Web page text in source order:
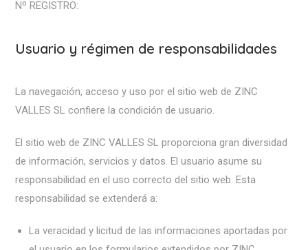
Nº REGISTRO:
Usuario y régimen de responsabilidades
La navegación, acceso y uso por el sitio web de ZINC
VALLES SL confiere la condición de usuario.
El sitio web de ZINC VALLES SL proporciona gran diversidad
de información, servicios y datos. El usuario asume su
responsabilidad en el uso correcto del sitio web. Esta
responsabilidad se extenderá a:
La veracidad y licitud de las informaciones aportadas por